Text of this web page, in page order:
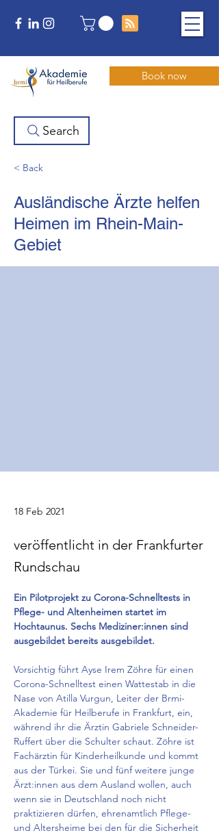
Book now
Search
< Back
Ausländische Ärzte helfen
Heimen im Rhein-Main-
Gebiet
18 Feb 2021
veröffentlicht in der Frankfurter
Rundschau
Ein Pilotprojekt zu Corona-Schnelltests in
Pflege- und Altenheimen startet im
Hochtaunus. Sechs Mediziner:innen sind
ausgebildet bereits ausgebildet.
Vorsichtig führt Ayse Irem Zöhre für einen
Corona-Schnelltest einen Wattestab in die
Nase von Atilla Vurgun, Leiter der Brmi-
Akademie für Heilberufe in Frankfurt, ein,
während ihr die Ärztin Gabriele Schneider-
Ruffert über die Schulter schaut. Zöhre ist
Fachärztin für Kinderheilkunde und kommt
aus der Türkei. Sie und fünf weitere junge
Ärzt:innen aus dem Ausland wollen, auch
wenn sie in Deutschland noch nicht
praktizieren dürfen, ehrenamtlich Pflege-
und Altersheime bei den für die Sicherheit